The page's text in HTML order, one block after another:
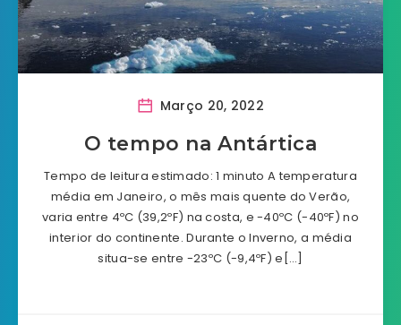
Março 20, 2022
O tempo na Antártica
Tempo de leitura estimado: 1 minuto A temperatura
média em Janeiro, o mês mais quente do Verão,
varia entre 4ºC (39,2ºF) na costa, e -40ºC (-40ºF) no
interior do continente. Durante o Inverno, a média
situa-se entre -23ºC (-9,4ºF) e[…]